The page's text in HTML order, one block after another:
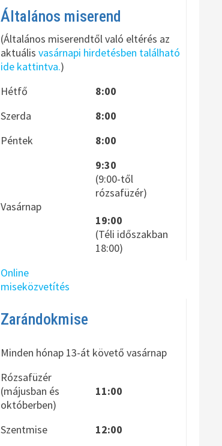
Általános miserend
(Általános miserendtől való eltérés az
aktuálisvasárnapi hirdetésben található
ide kattintva.)
Hétfő
8:00
Szerda
8:00
Péntek
8:00
Vasárnap
9:30
(9:00-től
rózsafüzér)
19:00
(Téli időszakban
18:00)
Online
miseközvetítés
Zarándokmise
Minden hónap 13-át követő vasárnap
Rózsafüzér
(májusban és
októberben)
11:00
Szentmise
12:00